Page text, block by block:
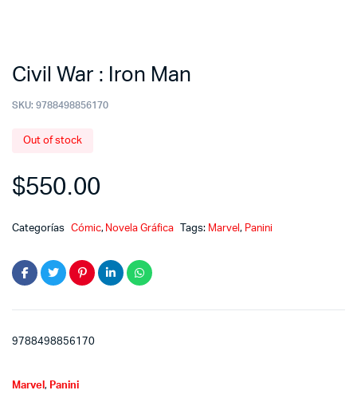
Civil War : Iron Man
SKU: 9788498856170
Out of stock
$550.00
Categorías Cómic, Novela Gráfica Tags: Marvel , Panini
9788498856170
Marvel , Panini